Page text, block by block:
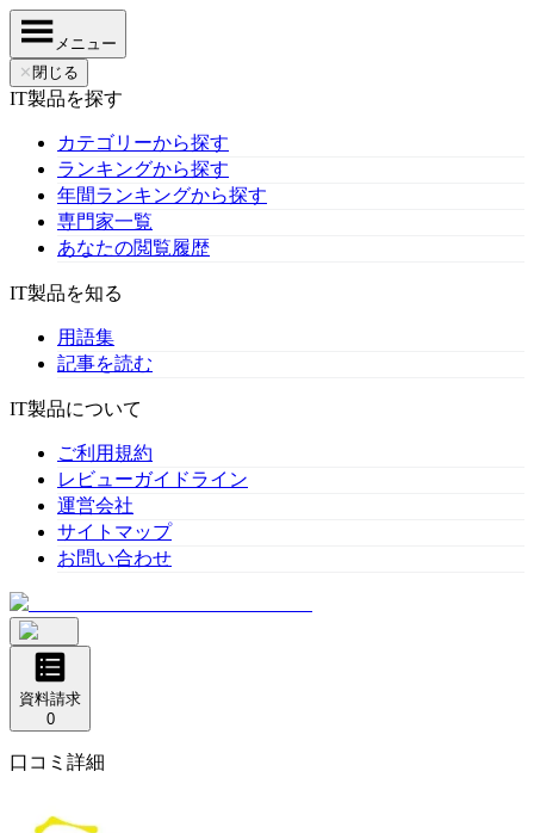
メニュー
✕ 閉じる
IT製品を探す
カテゴリーから探す
ランキングから探す
年間ランキングから探す
専門家一覧
あなたの閲覧履歴
IT製品を知る
用語集
記事を読む
IT製品について
ご利用規約
レビューガイドライン
運営会社
サイトマップ
お問い合わせ
資料請求
0
口コミ詳細